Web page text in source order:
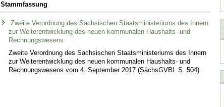
Stammfassung
Zweite Verordnung des Sächsischen Staatsministeriums des Innern
zur Weiterentwicklung des neuen kommunalen Haushalts- und
Rechnungswesens
Zweite Verordnung des Sächsischen Staatsministeriums des Innern
zur Weiterentwicklung des neuen kommunalen Haushalts- und
Rechnungswesens vom 4. September 2017 (SächsGVBl. S. 504)